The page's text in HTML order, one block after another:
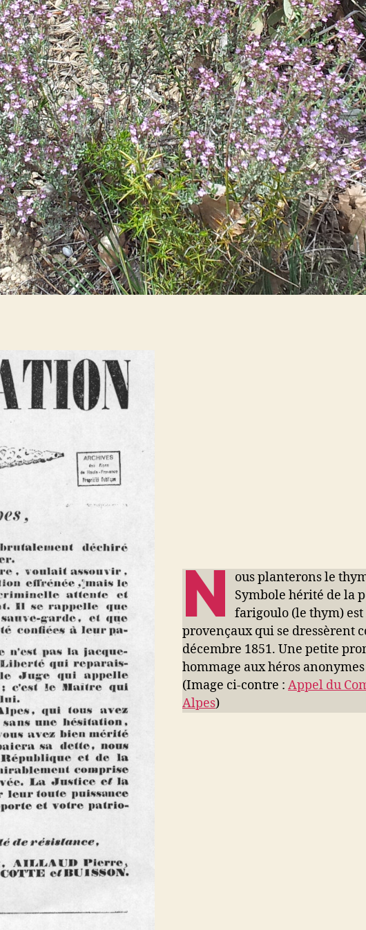
N ous planterons le
Symbole hérité de la
farigoulo (le thym) est
provençaux qui se dressèrent
décembre 1851. Une petite
hommage aux héros
(Image ci-contre : Appel du
Alpes)